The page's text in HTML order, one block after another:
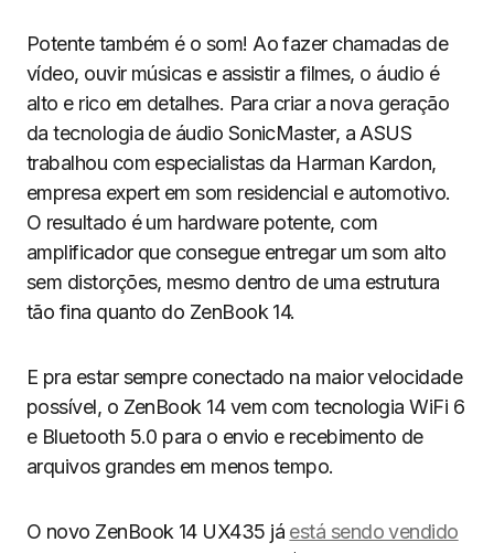
Potente também é o som! Ao fazer chamadas de
vídeo, ouvir músicas e assistir a filmes, o áudio é
alto e rico em detalhes. Para criar a nova geração
da tecnologia de áudio SonicMaster, a ASUS
trabalhou com especialistas da Harman Kardon,
empresa expert em som residencial e automotivo.
O resultado é um hardware potente, com
amplificador que consegue entregar um som alto
sem distorções, mesmo dentro de uma estrutura
tão fina quanto do ZenBook 14.
E pra estar sempre conectado na maior velocidade
possível, o ZenBook 14 vem com tecnologia WiFi 6
e Bluetooth 5.0 para o envio e recebimento de
arquivos grandes em menos tempo.
O novo ZenBook 14 UX435 já está sendo vendido